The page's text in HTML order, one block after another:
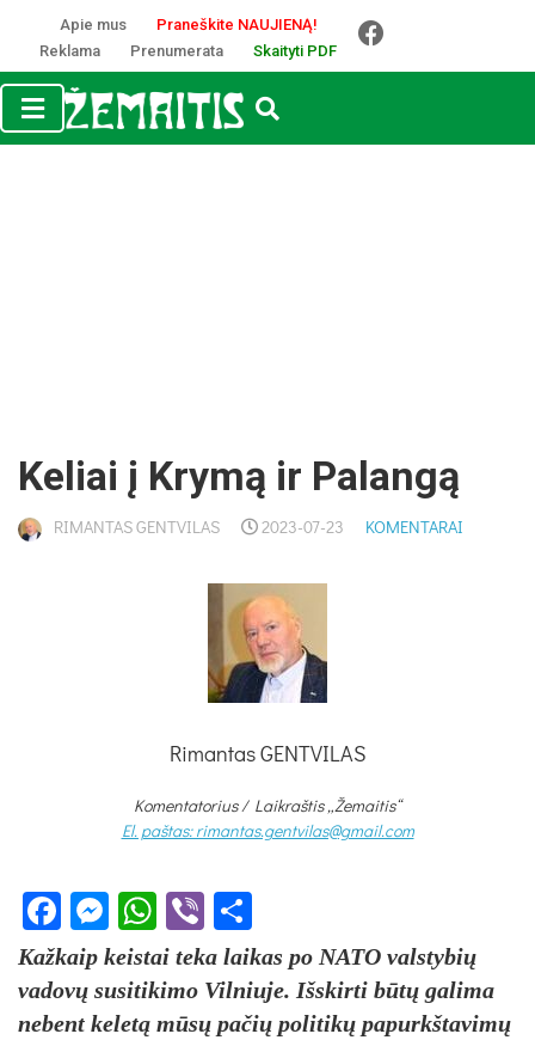
Apie mus
Praneškite NAUJIENĄ!
Reklama
Prenumerata Skaityti PDF
Keliai į Krymą ir Palangą
RIMANTAS GENTVILAS 2023-07-23 KOMENTARAI
Rimantas GENTVILAS
Komentatorius / Laikraštis „Žemaitis“
El. paštas: rimantas.gentvilas@gmail.com
Facebook
Messenger
WhatsApp
Viber
Kažkaip keistai teka laikas po NATO valstybių
vadovų susitikimo Vilniuje. Išskirti būtų galima
nebent keletą mūsų pačių politikų papurkštavimų